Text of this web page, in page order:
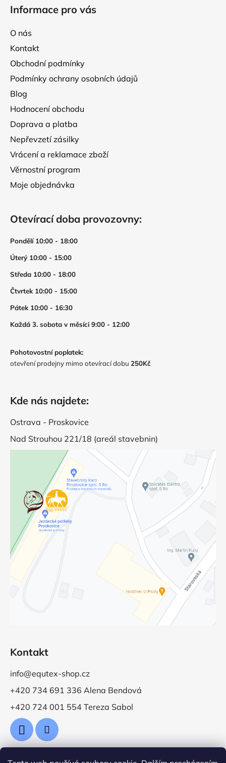
Informace pro vás
O nás
Kontakt
Obchodní podmínky
Podmínky ochrany osobních údajů
Blog
Hodnocení obchodu
Doprava a platba
Nepřevzetí zásilky
Vrácení a reklamace zboží
Věrnostní program
Moje objednávka
Otevírací doba provozovny:
Pondělí 10:00 - 18:00
Úterý 10:00 - 15:00
Středa 10:00 - 18:00
Čtvrtek 10:00 - 15:00
Pátek 10:00 - 16:30
Každá 3. sobota v měsíci 9:00 - 12:00
Pohotovostní poplatek:
otevření prodejny mimo otevírací dobu 250Kč
Kde nás najdete:
Ostrava - Proskovice
Nad Strouhou 221/18 (areál stavebnin)
Kontakt
info@equtex-shop.cz
+420 734 691 336 Alena Bendová
+420 724 001 554 Tereza Sabol